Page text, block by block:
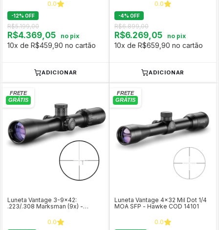
0.0
-12% OFF
R$5.199,00
R$4.369,05 no pix
10x de R$459,90 no cartão
ADICIONAR
0.0
-4% OFF
R$6.899,00
R$6.269,05 no pix
10x de R$659,90 no cartão
ADICIONAR
Luneta Vantage 3-9x42:
.223/.308 Marksman (9x) -
0.0
Luneta Vantage 4x32 Mil Dot 1/4
MOA SFP - Hawke COD 14101
0.0